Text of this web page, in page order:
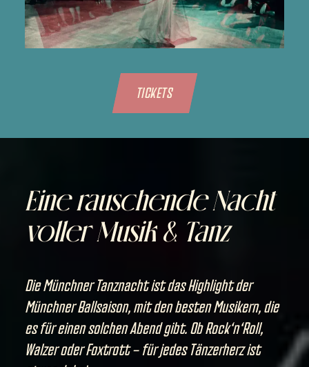
TICKETS
Eine rauschende Nacht
voller Musik & Tanz
Die Münchner Tanznacht ist das Highlight der
Münchner Ballsaison, mit den besten Musikern, die
es für einen solchen Abend gibt. Ob Rock‘n‘Roll,
Walzer oder Foxtrott – für jedes Tänzerherz ist